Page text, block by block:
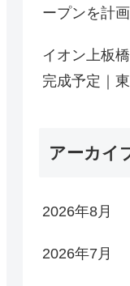
ープンを計
イオン上板
完成予定｜
アーカイ
2026年8月
2026年7月